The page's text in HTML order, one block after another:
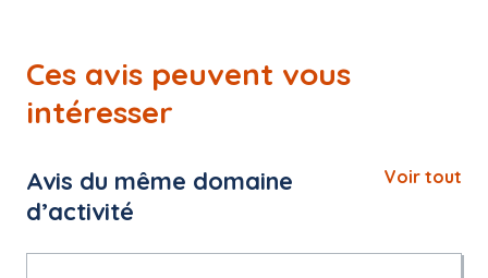
Ces avis peuvent vous
intéresser
Avis du même domaine
d’activité
Voir tout